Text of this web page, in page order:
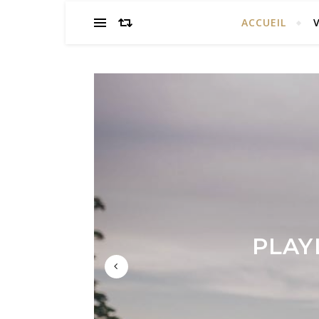
ACCUEIL